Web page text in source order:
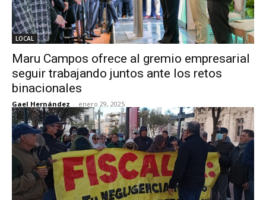
LOCAL
Maru Campos ofrece al gremio empresarial
seguir trabajando juntos ante los retos
binacionales
Gael Hernández - enero 29, 2025